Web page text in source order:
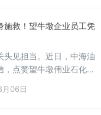
化脉络，细致介绍东莞传
、龙舟、乞巧贡案等本土
传统文化，厚植乡土情怀
施救！望牛墩企业员工凭
头见担当。近日，中海油
点赞望牛墩伟业石化旗
金，在油库现场及时施
，以平凡善举彰显企业
06日